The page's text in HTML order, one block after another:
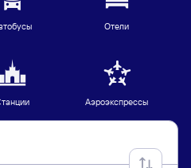
Отели
Аэроэкспрессы